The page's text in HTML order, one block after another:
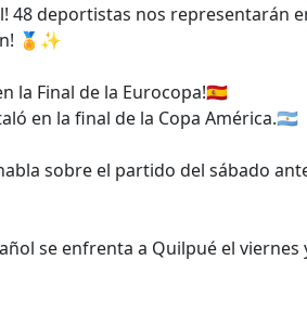
48 deportistas nos representarán
🏅✨
la Final de la Eurocopa!🇪🇸
en la final de la Copa América.🇦🇷
sobre el partido del sábado
se enfrenta a Quilpué el